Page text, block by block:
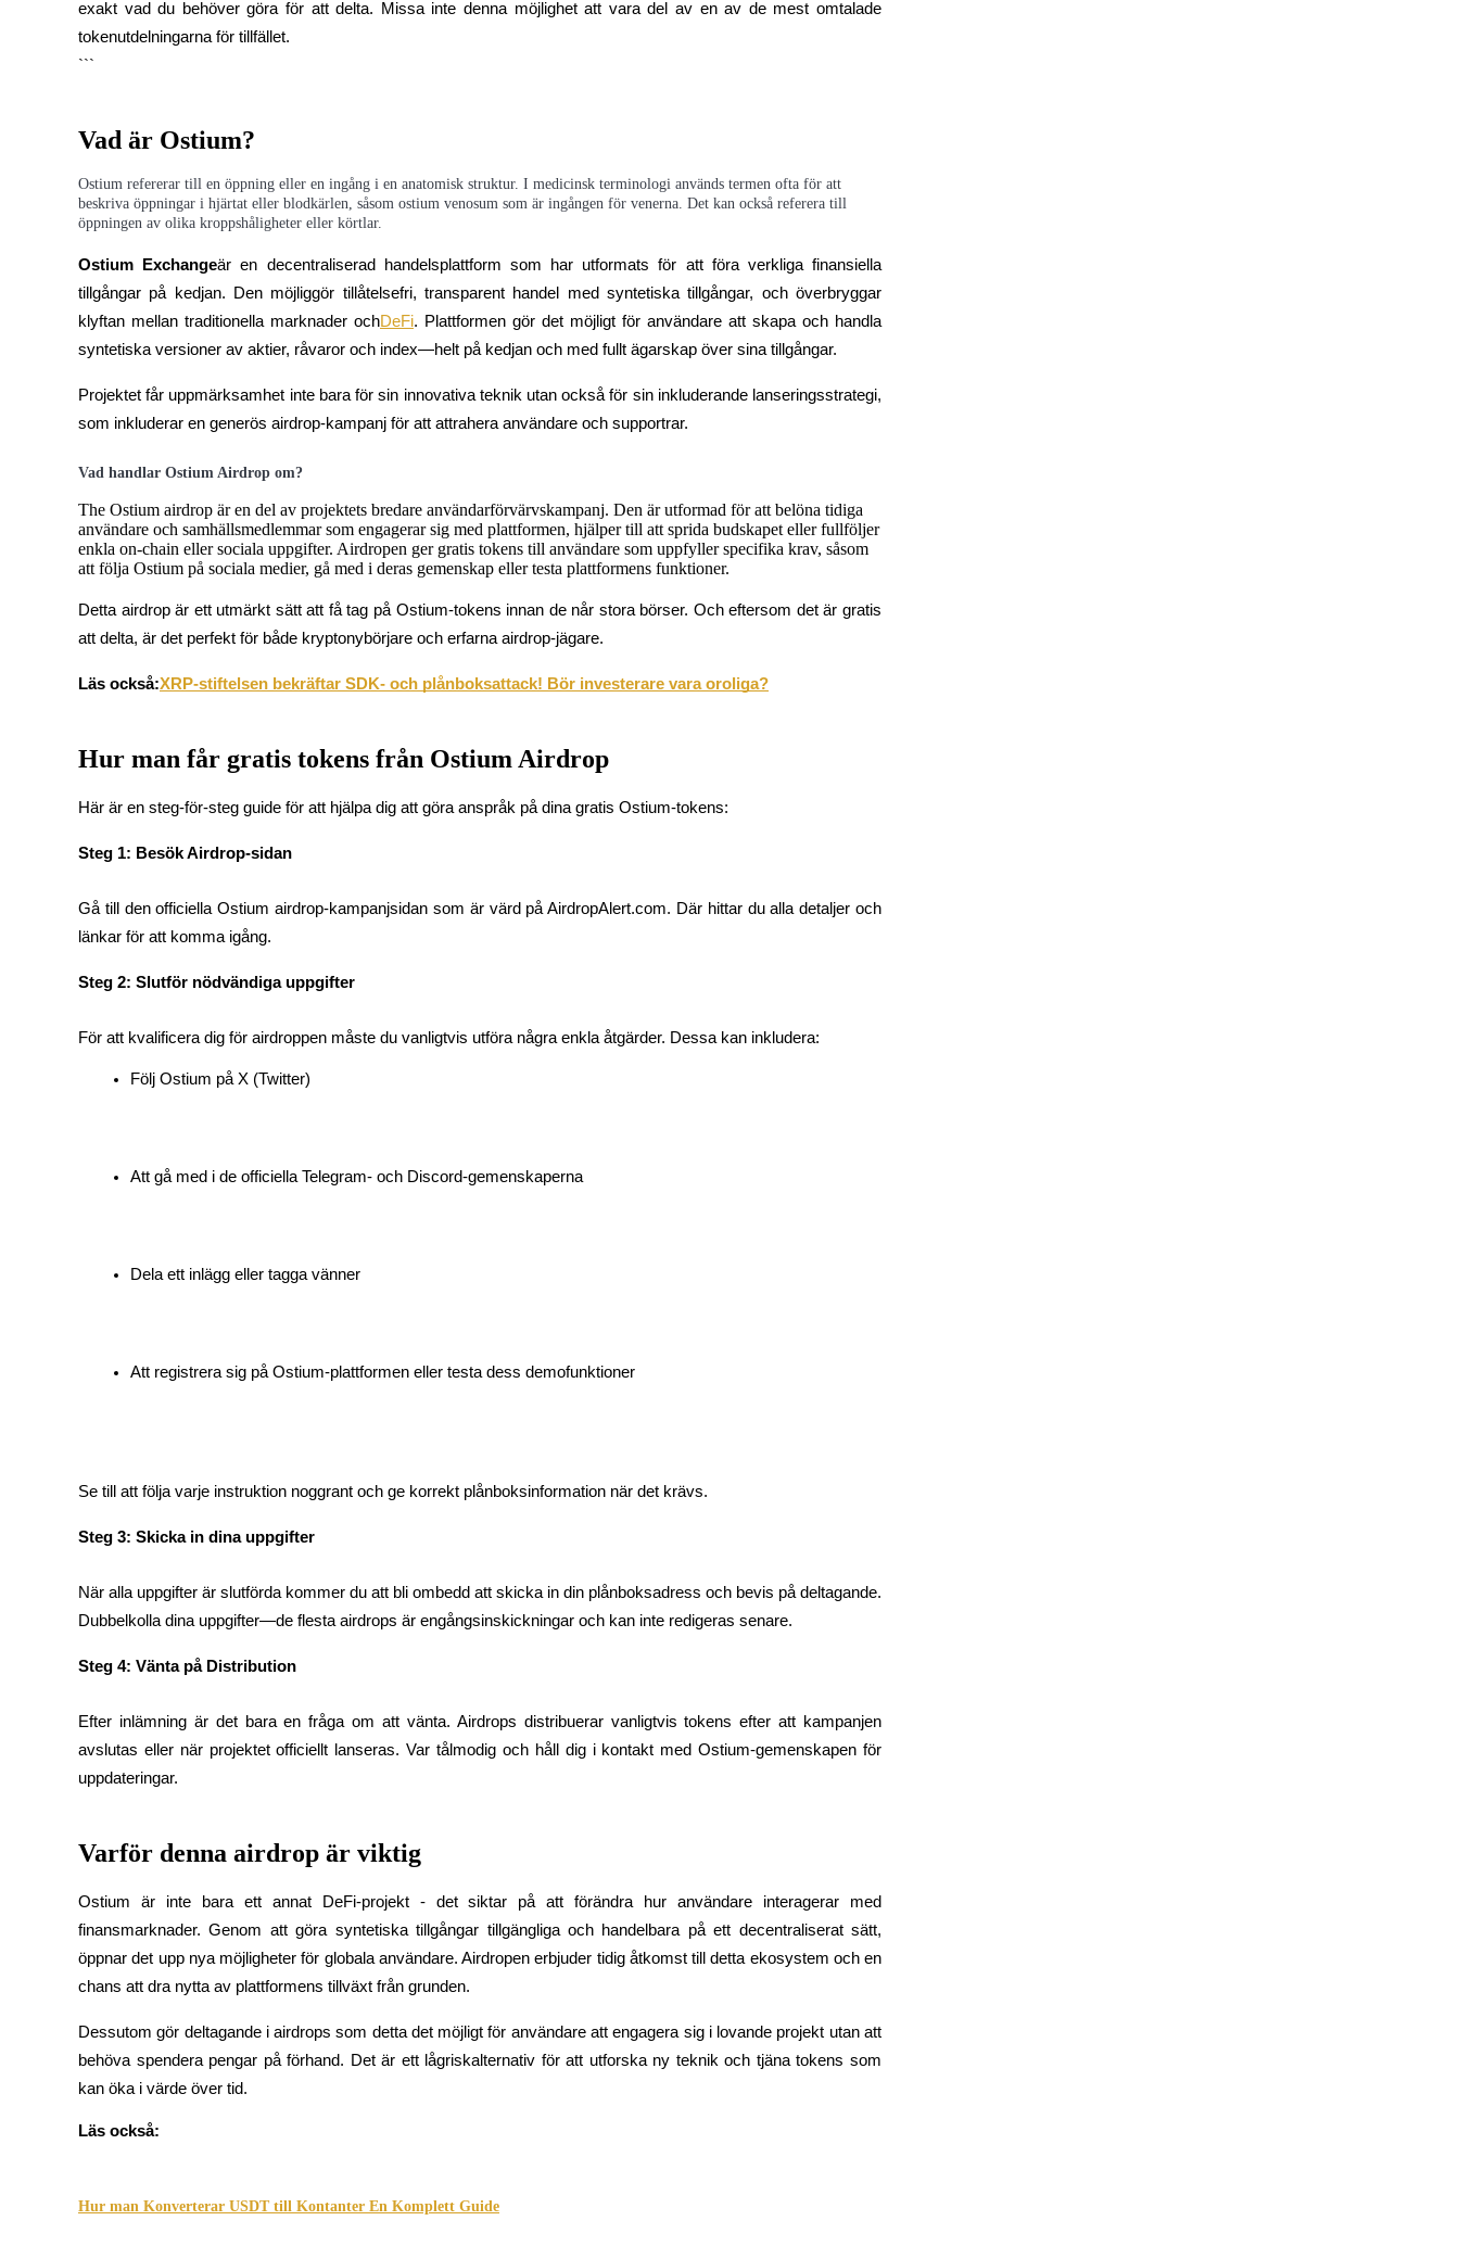
Futures för kryptovaluta
TradFi
USDC Futures
Futures med USDC som säkerhet
Gå med de bästa handlarna
Bli en Copy Trader
Njut av vinstdelning och kopieringshandelsprovisioner
Big data-analys inklusive handelsinformation, etc.
Futures startguide
Power Piggy
exakt vad du behöver göra för att delta. Missa inte denna möjlighet att vara del av en av de mest omtalade
tokenutdelningarna för tillfället.
```
Vad är Ostium?
Ostium refererar till en öppning eller en ingång i en anatomisk struktur. I medicinsk terminologi används termen ofta för att
beskriva öppningar i hjärtat eller blodkärlen, såsom ostium venosum som är ingången för venerna. Det kan också referera till
öppningen av olika kroppshåligheter eller körtlar.
Ostium Exchangeär en decentraliserad handelsplattform som har utformats för att föra verkliga finansiella
tillgångar på kedjan. Den möjliggör tillåtelsefri, transparent handel med syntetiska tillgångar, och överbryggar
klyftan mellan traditionella marknader ochDeFi. Plattformen gör det möjligt för användare att skapa och handla
syntetiska versioner av aktier, råvaror och index—helt på kedjan och med fullt ägarskap över sina tillgångar.
Projektet får uppmärksamhet inte bara för sin innovativa teknik utan också för sin inkluderande lanseringsstrategi,
som inkluderar en generös airdrop-kampanj för att attrahera användare och supportrar.
Vad handlar Ostium Airdrop om?
The Ostium airdrop är en del av projektets bredare användarförvärvskampanj. Den är utformad för att belöna tidiga
användare och samhällsmedlemmar som engagerar sig med plattformen, hjälper till att sprida budskapet eller fullföljer
enkla on-chain eller sociala uppgifter. Airdropen ger gratis tokens till användare som uppfyller specifika krav, såsom
att följa Ostium på sociala medier, gå med i deras gemenskap eller testa plattformens funktioner.
Detta airdrop är ett utmärkt sätt att få tag på Ostium-tokens innan de når stora börser. Och eftersom det är gratis
att delta, är det perfekt för både kryptonybörjare och erfarna airdrop-jägare.
Läs också:XRP-stiftelsen bekräftar SDK- och plånboksattack! Bör investerare vara oroliga?
Hur man får gratis tokens från Ostium Airdrop
Här är en steg-för-steg guide för att hjälpa dig att göra anspråk på dina gratis Ostium-tokens:
Steg 1: Besök Airdrop-sidan
Gå till den officiella Ostium airdrop-kampanjsidan som är värd på AirdropAlert.com. Där hittar du alla detaljer och
länkar för att komma igång.
Steg 2: Slutför nödvändiga uppgifter
För att kvalificera dig för airdroppen måste du vanligtvis utföra några enkla åtgärder. Dessa kan inkludera:
Följ Ostium på X (Twitter)
Att gå med i de officiella Telegram- och Discord-gemenskaperna
Dela ett inlägg eller tagga vänner
Att registrera sig på Ostium-plattformen eller testa dess demofunktioner
Se till att följa varje instruktion noggrant och ge korrekt plånboksinformation när det krävs.
Steg 3: Skicka in dina uppgifter
När alla uppgifter är slutförda kommer du att bli ombedd att skicka in din plånboksadress och bevis på deltagande.
Dubbelkolla dina uppgifter—de flesta airdrops är engångsinskickningar och kan inte redigeras senare.
Steg 4: Vänta på Distribution
Efter inlämning är det bara en fråga om att vänta. Airdrops distribuerar vanligtvis tokens efter att kampanjen
avslutas eller när projektet officiellt lanseras. Var tålmodig och håll dig i kontakt med Ostium-gemenskapen för
uppdateringar.
Varför denna airdrop är viktig
Ostium är inte bara ett annat DeFi-projekt - det siktar på att förändra hur användare interagerar med
finansmarknader. Genom att göra syntetiska tillgångar tillgängliga och handelbara på ett decentraliserat sätt,
öppnar det upp nya möjligheter för globala användare. Airdropen erbjuder tidig åtkomst till detta ekosystem och en
chans att dra nytta av plattformens tillväxt från grunden.
Dessutom gör deltagande i airdrops som detta det möjligt för användare att engagera sig i lovande projekt utan att
behöva spendera pengar på förhand. Det är ett lågriskalternativ för att utforska ny teknik och tjäna tokens som
kan öka i värde över tid.
Läs också:
Hur man Konverterar USDT till Kontanter En Komplett Guide